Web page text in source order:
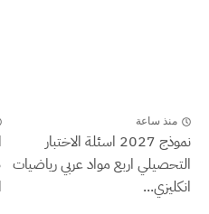
منذ ساعة
نموذج 2027 اسئلة الاختبار
التحصيلي اربع مواد عربي رياضيات
انكليزي...